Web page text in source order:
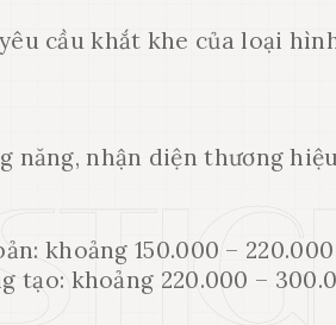
cầu khắt khe của loại
năng, nhận diện thương
khoảng 150.000 –
tạo: khoảng 220.000 –